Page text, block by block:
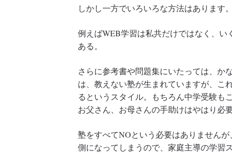
しかし一方でいろいろな方法はあります。
例えばWEB学習は私共だけではなく、
ある。
さらに参考書や問題集にいたっては、か
は、教えない塾が生まれていますが、こ
るというスタイル。もちろん中学受験も
お父さん、お母さんの手助けはやはり必
塾をすべてNOという必要はありません
側になってしまうので、家庭主導の学習